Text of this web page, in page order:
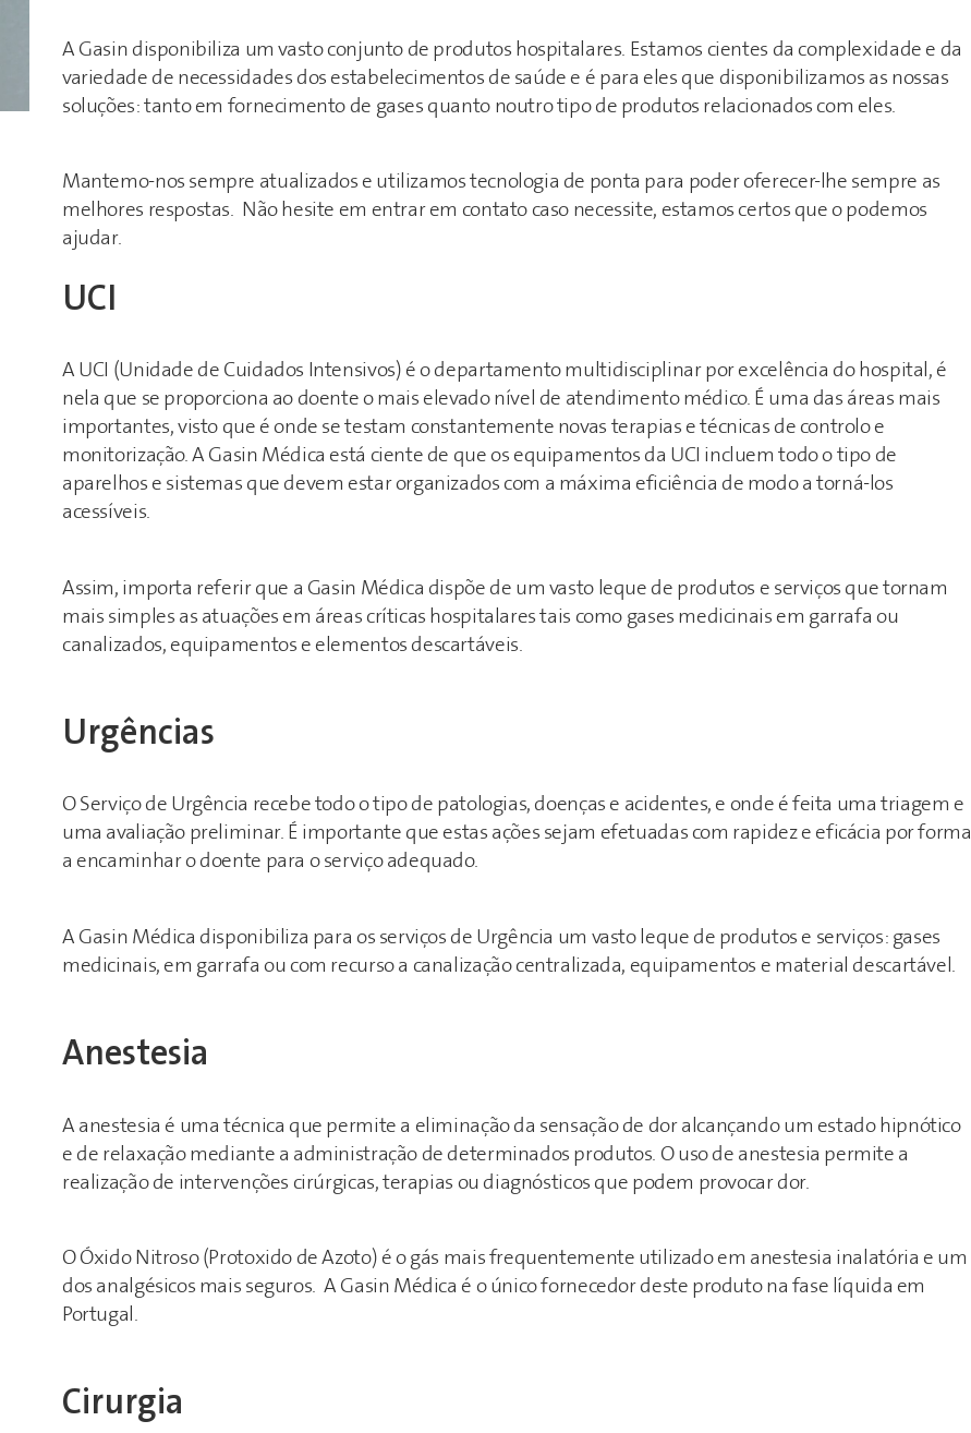
A Gasin disponibiliza um vasto conjunto de produtos hospitalares. Estamos cientes da complexidade e da
variedade de necessidades dos estabelecimentos de saúde e é para eles que disponibilizamos as nossas
soluções: tanto em fornecimento de gases quanto noutro tipo de produtos relacionados com eles.
Mantemo-nos sempre atualizados e utilizamos tecnologia de ponta para poder oferecer-lhe sempre as
melhores respostas. Não hesite em entrar em contato caso necessite, estamos certos que o podemos
ajudar.
UCI
A UCI (Unidade de Cuidados Intensivos) é o departamento multidisciplinar por excelência do hospital, é
nela que se proporciona ao doente o mais elevado nível de atendimento médico. É uma das áreas mais
importantes, visto que é onde se testam constantemente novas terapias e técnicas de controlo e
monitorização. A Gasin Médica está ciente de que os equipamentos da UCI incluem todo o tipo de
aparelhos e sistemas que devem estar organizados com a máxima eficiência de modo a torná-los
acessíveis.
Assim, importa referir que a Gasin Médica dispõe de um vasto leque de produtos e serviços que tornam
mais simples as atuações em áreas críticas hospitalares tais como gases medicinais em garrafa ou
canalizados, equipamentos e elementos descartáveis.
Urgências
O Serviço de Urgência recebe todo o tipo de patologias, doenças e acidentes, e onde é feita uma triagem e
uma avaliação preliminar. É importante que estas ações sejam efetuadas com rapidez e eficácia por forma
a encaminhar o doente para o serviço adequado.
A Gasin Médica disponibiliza para os serviços de Urgência um vasto leque de produtos e serviços: gases
medicinais, em garrafa ou com recurso a canalização centralizada, equipamentos e material descartável.
Anestesia
A anestesia é uma técnica que permite a eliminação da sensação de dor alcançando um estado hipnótico
e de relaxação mediante a administração de determinados produtos. O uso de anestesia permite a
realização de intervenções cirúrgicas, terapias ou diagnósticos que podem provocar dor.
O Óxido Nitroso (Protoxido de Azoto) é o gás mais frequentemente utilizado em anestesia inalatória e um
dos analgésicos mais seguros. A Gasin Médica é o único fornecedor deste produto na fase líquida em
Portugal.
Cirurgia